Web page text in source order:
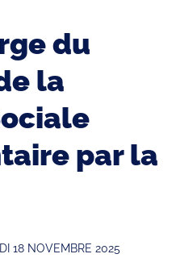
du
la
par la
18 NOVEMBRE 2025